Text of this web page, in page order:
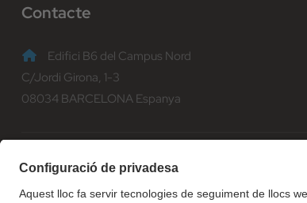
Contacte
Edifici B6 del Campus Nord
C/Jordi Girona, 1-3
08034 BARCELONA Espanya
informacio@fib.upc.edu